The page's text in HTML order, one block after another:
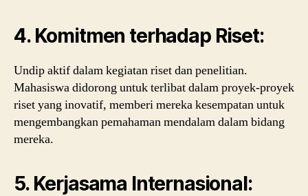
4. Komitmen terhadap Riset:
Undip aktif dalam kegiatan riset dan penelitian.
Mahasiswa didorong untuk terlibat dalam proyek-proyek
riset yang inovatif, memberi mereka kesempatan untuk
mengembangkan pemahaman mendalam dalam bidang
mereka.
5. Kerjasama Internasional: